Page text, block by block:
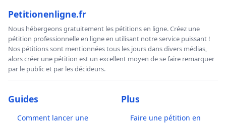
Petitionenligne.fr
Nous hébergeons gratuitement les pétitions en ligne. Créez une
pétition professionnelle en ligne en utilisant notre service puissant !
Nos pétitions sont mentionnées tous les jours dans divers médias,
alors créer une pétition est un excellent moyen de se faire remarquer
par le public et par les décideurs.
Guides
Comment lancer une
Plus
Faire une pétition en